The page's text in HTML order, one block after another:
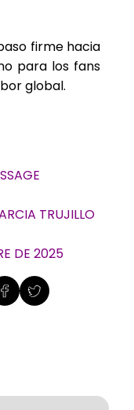
firme hacia
para los fans
global.
TRUJILLO
DE 2025